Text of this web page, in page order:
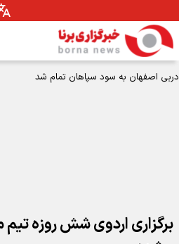
دربی اصفهان به سود سپاهان تمام شد
برگزاری اردوی شش روزه تیم